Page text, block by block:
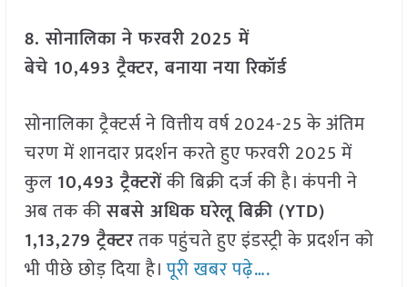
8. सोनालिका ने फरवरी 2025 में
बेचे 10,493 ट्रैक्टर, बनाया नया रिकॉर्ड
सोनालिका ट्रैक्टर्स ने वित्तीय वर्ष 2024-25 के अंतिम
चरण में शानदार प्रदर्शन करते हुए फरवरी 2025 में
कुल 10,493 ट्रैक्टरोंकी बिक्री दर्ज की है। कंपनी ने
अब तक कीसबसे अधिक घरेलू बिक्री (YTD)
1,13,279 ट्रैक्टरतक पहुंचते हुए इंडस्ट्री के प्रदर्शन को
भी पीछे छोड़ दिया है।पूरी खबर पढ़े….